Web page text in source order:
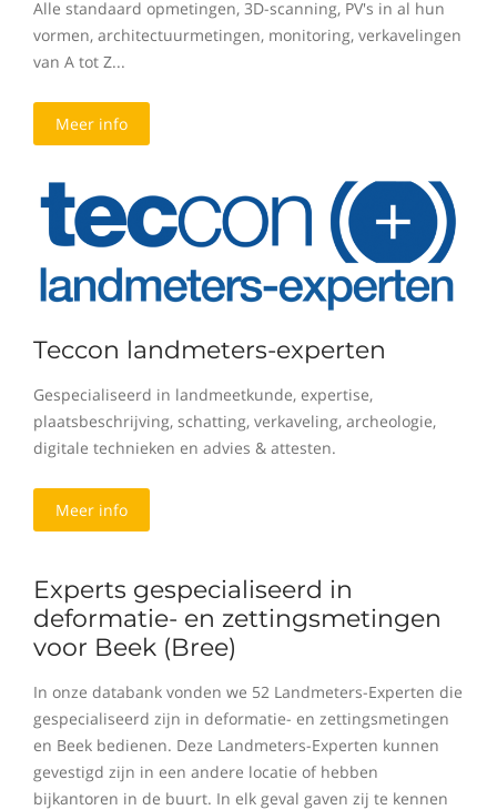
Alle standaard opmetingen, 3D-scanning, PV's in al hun
vormen, architectuurmetingen, monitoring, verkavelingen
van A tot Z...
Meer info
Teccon landmeters-experten
Gespecialiseerd in landmeetkunde, expertise,
plaatsbeschrijving, schatting, verkaveling, archeologie,
digitale technieken en advies & attesten.
Meer info
Experts gespecialiseerd in
deformatie- en zettingsmetingen
voor Beek (Bree)
In onze databank vonden we 52 Landmeters-Experten die
gespecialiseerd zijn in deformatie- en zettingsmetingen
en Beek bedienen. Deze Landmeters-Experten kunnen
gevestigd zijn in een andere locatie of hebben
bijkantoren in de buurt. In elk geval gaven zij te kennen